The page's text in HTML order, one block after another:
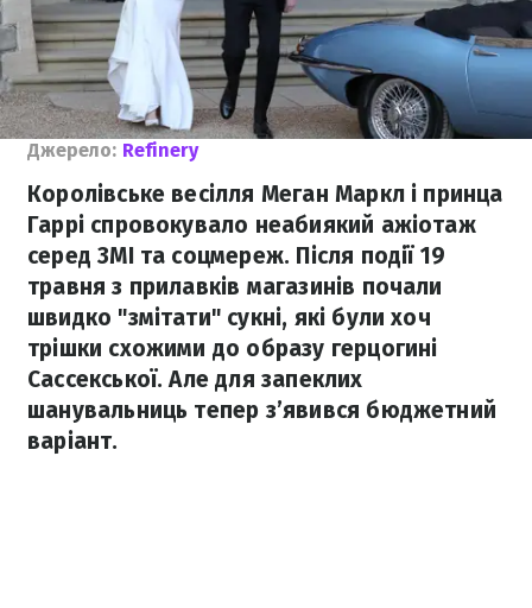
Джерело: Refinery
Королівське весілля Меган Маркл і принца
Гаррі спровокувало неабиякий ажіотаж
серед ЗМІ та соцмереж. Після події 19
травня з прилавків магазинів почали
швидко "змітати" сукні, які були хоч
трішки схожими до образу герцогині
Сассекської. Але для запеклих
шанувальниць тепер з’явився бюджетний
варіант.